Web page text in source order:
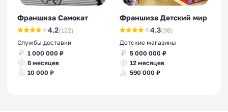
Франшиза Самокат
4.2(122)
Службы доставки
1 000 000 ₽
6 месяцев
10 000 ₽
Франшиза Детский мир
4.3(98)
Детские магазины
5 000 000 ₽
12 месяцев
590 000 ₽